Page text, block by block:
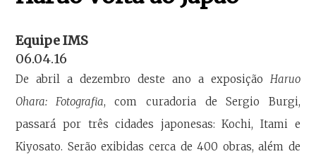
Equipe IMS
06.04.16
De abril a dezembro deste ano a exposição Haruo
Ohara: Fotografia, com curadoria de Sergio Burgi,
passará por três cidades japonesas: Kochi, Itami e
Kiyosato. Serão exibidas cerca de 400 obras, além de